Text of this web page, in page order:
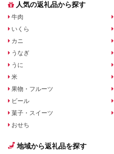
人気の返礼品から探す
牛肉
いくら
カニ
うなぎ
うに
米
果物・フルーツ
ビール
菓子・スイーツ
おせち
地域から返礼品を探す